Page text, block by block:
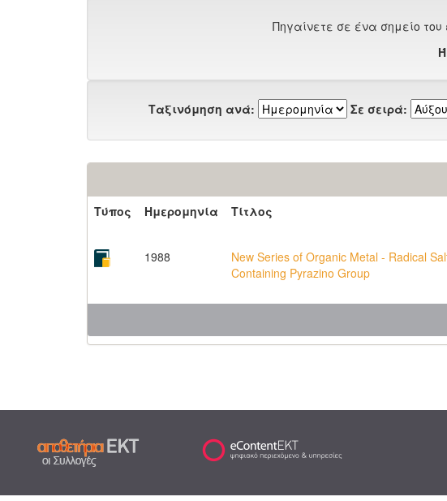
Πηγαίνετε σε ένα σημείο του
Ταξινόμηση ανά: Σε σειρά:
Τύπος
Ημερομηνία Τίτλος
1988
New Series of Organic Metal - Radical
Containing Pyrazino Group